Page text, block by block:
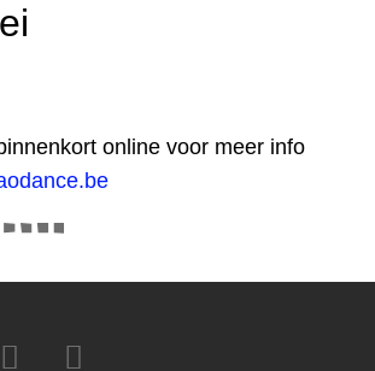
online voor meer info